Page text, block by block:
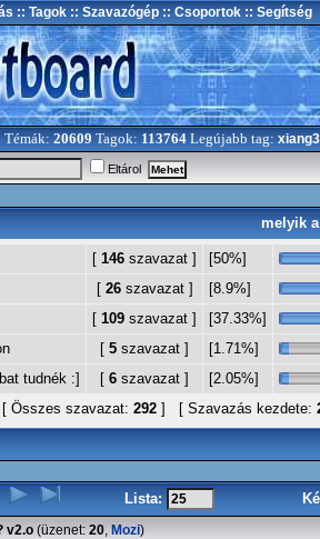
:: Tagok :: Szavazógép :: Csoportok :: Segítség
Témák: 20609 Tagok: 113764 Legújabb tag:
Eltárol
melyik
[ 146 szavazat ]
[50%]
[ 26szavazat ]
[8.9%]
[ 109 szavazat ]
[37.33%]
[ 5 szavazat ]
[1.71%]
tudnék :]
[ 6 szavazat ]
[2.05%]
[ Összes szavazat: 292] [ Szavazás kezdete:
Lista:
v2.o (üzenet: 20, Mozi)